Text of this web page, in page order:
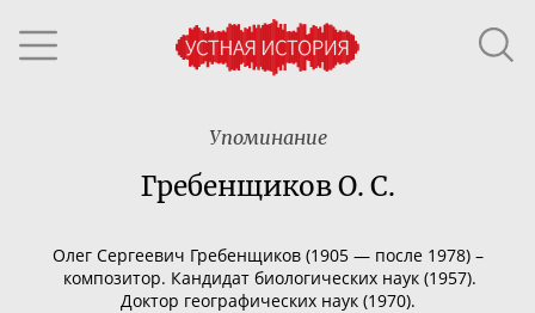
Упоминание
Гребенщиков О. С.
Олег Сергеевич Гребенщиков (1905 — после 1978) –
композитор. Кандидат биологических наук (1957).
Доктор географических наук (1970).